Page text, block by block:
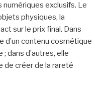
exclusifs. Le
physiques, la
sur le prix final. Dans
d’un contenu cosmétique
dans d’autres, elle
de créer de la rareté